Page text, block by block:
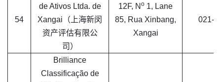
54
de Ativos Ltda. de
Xangai（上海新闵
资产评估有限公
司）
12F, N o 1, Lane
85, Rua Xinbang,
Xangai
021-
Brilliance
Classificação de